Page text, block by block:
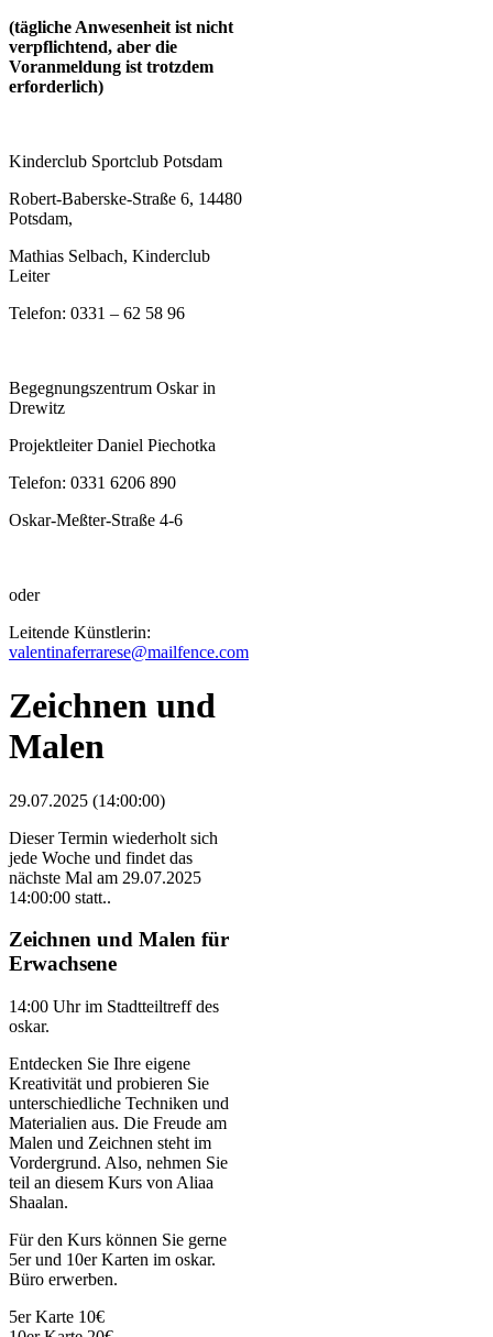
(tägliche Anwesenheit ist nicht
verpflichtend, aber die
Voranmeldung ist trotzdem
erforderlich)
Kinderclub Sportclub Potsdam
Robert-Baberske-Straße 6, 14480
Potsdam,
Mathias Selbach, Kinderclub
Leiter
Telefon: 0331 – 62 58 96
Begegnungszentrum Oskar in
Drewitz
Projektleiter Daniel Piechotka
Telefon: 0331 6206 890
Oskar-Meßter-Straße 4-6
oder
Leitende Künstlerin:
valentinaferrarese@mailfence.com
Zeichnen und
Malen
29.07.2025 (14:00:00)
Dieser Termin wiederholt sich
jede Woche und findet das
nächste Mal am 29.07.2025
14:00:00 statt..
Zeichnen und Malen für
Erwachsene
14:00 Uhr im Stadtteiltreff des
oskar.
Entdecken Sie Ihre eigene
Kreativität und probieren Sie
unterschiedliche Techniken und
Materialien aus. Die Freude am
Malen und Zeichnen steht im
Vordergrund. Also, nehmen Sie
teil an diesem Kurs von Aliaa
Shaalan.
Für den Kurs können Sie gerne
5er und 10er Karten im oskar.
Büro erwerben.
5er Karte 10€